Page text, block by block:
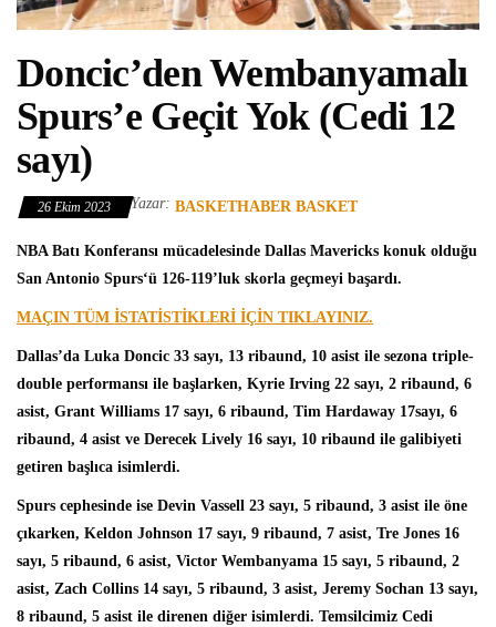
Doncic’den Wembanyamalı
Spurs’e Geçit Yok (Cedi 12
sayı)
26 Ekim 2023 Yazar: BASKETHABER BASKET
NBA Batı Konferansı mücadelesinde Dallas Mavericks konuk olduğu
San Antonio Spurs‘ü 126-119’luk skorla geçmeyi başardı.
MAÇIN TÜM İSTATİSTİKLERİ İÇİN TIKLAYINIZ.
Dallas’da Luka Doncic 33 sayı, 13 ribaund, 10 asist ile sezona triple-
double performansı ile başlarken, Kyrie Irving 22 sayı, 2 ribaund, 6
asist, Grant Williams 17 sayı, 6 ribaund, Tim Hardaway 17sayı, 6
ribaund, 4 asist ve Derecek Lively 16 sayı, 10 ribaund ile galibiyeti
getiren başlıca isimlerdi.
Spurs cephesinde ise Devin Vassell 23 sayı, 5 ribaund, 3 asist ile öne
çıkarken, Keldon Johnson 17 sayı, 9 ribaund, 7 asist, Tre Jones 16
sayı, 5 ribaund, 6 asist, Victor Wembanyama 15 sayı, 5 ribaund, 2
asist, Zach Collins 14 sayı, 5 ribaund, 3 asist, Jeremy Sochan 13 sayı,
8 ribaund, 5 asist ile direnen diğer isimlerdi. Temsilcimiz Cedi